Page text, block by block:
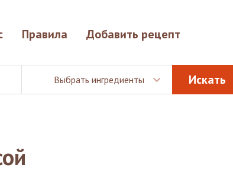
Правила Добавить рецепт
Выбрать ингредиенты